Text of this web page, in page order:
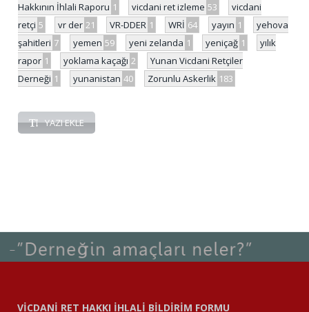
Hakkının İhlali Raporu 1 vicdani ret izleme 53
vicdani
retçi 5 vr der 21 VR-DDER 1 WRİ 64 yayın 1
yehova
şahitleri 7 yemen 59 yeni zelanda 1 yeniçağ 1
yılık
rapor 1 yoklama kaçağı 2
Yunan Vicdani Retçiler
Derneği 1 yunanistan 40 Zorunlu Askerlik 183
YAZI EKLE
VİCDANİ RET HAKKI İHLALİ BİLDİRİM FORMU